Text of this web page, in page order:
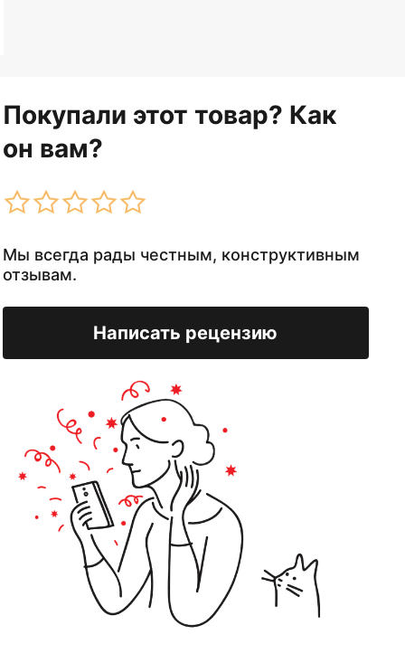
Покупали этот товар? Как
он вам?
Мы всегда рады честным, конструктивным
отзывам.
Написать рецензию